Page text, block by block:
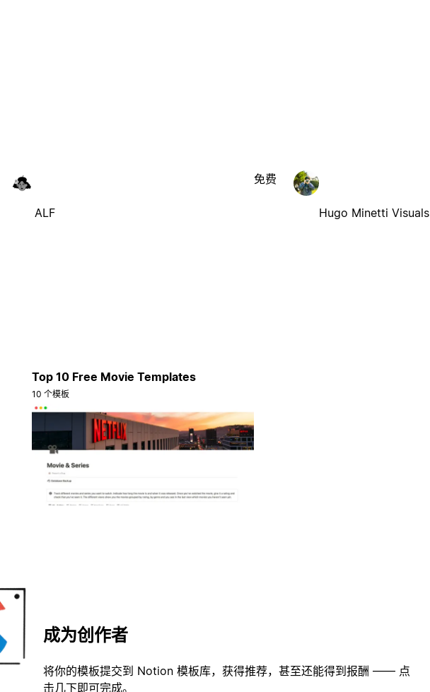
ALF
免费
Hugo Minetti Visuals
Top 10 Free Movie Templates
10 个模板
成为创作者
将你的模板提交到 Notion 模板库，获得推荐，甚至还能得到报酬 —— 点
击几下即可完成。